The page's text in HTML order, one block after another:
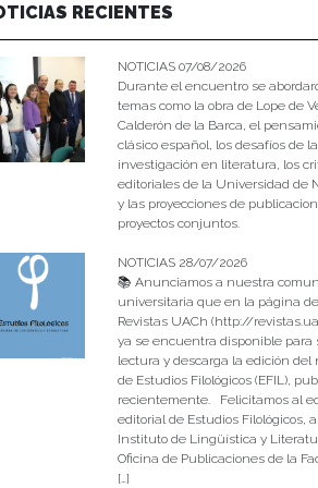
RECIENTES
NOTICIAS 07/08/2026
Durante el encuentro se
temas como la obra de Lope de
Calderón de la Barca, el
clásico español, los desafíos de la
investigación en literatura, los
editoriales de la Universidad de
y las proyecciones de
proyectos conjuntos.
NOTICIAS 28/07/2026
📚 Anunciamos a nuestra
universitaria que en la página de
Revistas UACh (http://
ya se encuentra disponible para
lectura y descarga la edición del
de Estudios Filológicos (EFIL),
recientemente. Felicitamos al
editorial de Estudios Filológicos,
Instituto de Lingüística y
Oficina de Publicaciones de la
[…]